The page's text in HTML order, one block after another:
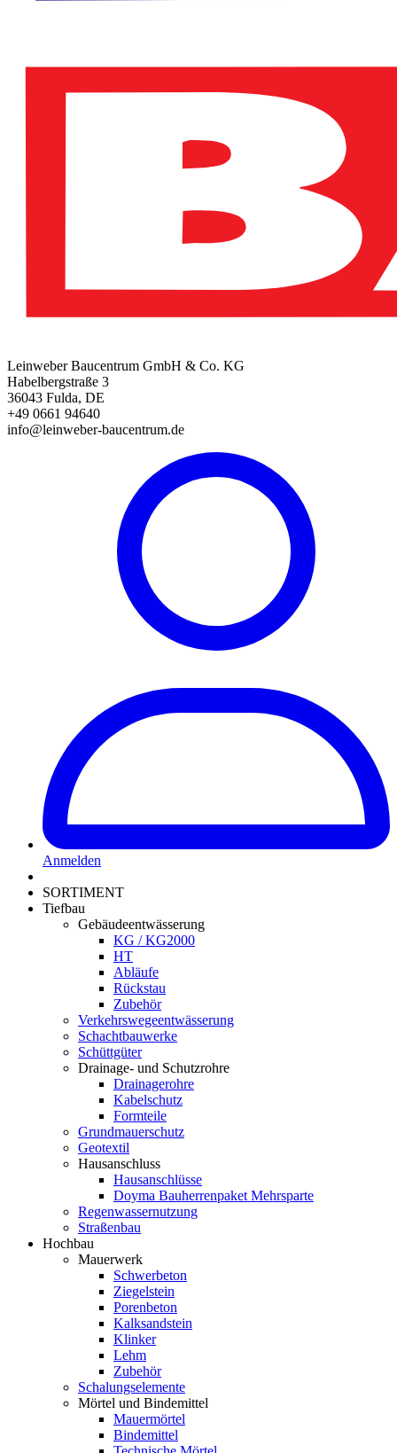
Leinweber Baucentrum GmbH & Co. KG
Habelbergstraße 3
36043 Fulda, DE
+49 0661 94640
info@leinweber-baucentrum.de
Anmelden
SORTIMENT
Tiefbau
Gebäudeentwässerung
KG / KG2000
HT
Abläufe
Rückstau
Zubehör
Verkehrswegeentwässerung
Schachtbauwerke
Schüttgüter
Drainage- und Schutzrohre
Drainagerohre
Kabelschutz
Formteile
Grundmauerschutz
Geotextil
Hausanschluss
Hausanschlüsse
Doyma Bauherrenpaket Mehrsparte
Regenwassernutzung
Straßenbau
Hochbau
Mauerwerk
Schwerbeton
Ziegelstein
Porenbeton
Kalksandstein
Klinker
Lehm
Zubehör
Schalungselemente
Mörtel und Bindemittel
Mauermörtel
Bindemittel